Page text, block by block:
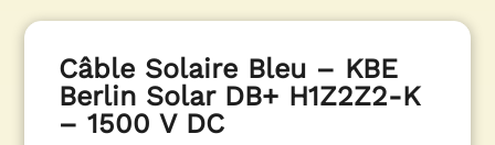
Câble Solaire Bleu – KBE
Berlin Solar DB+ H1Z2Z2-K
– 1500 V DC